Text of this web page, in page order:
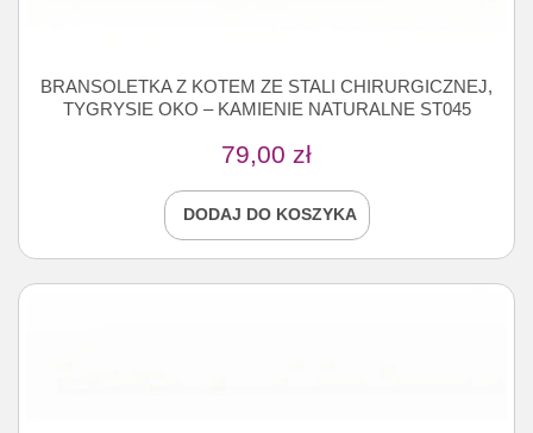
BRANSOLETKA Z KOTEM ZE STALI CHIRURGICZNEJ,
TYGRYSIE OKO – KAMIENIE NATURALNE ST045
79,00 zł
DODAJ DO KOSZYKA